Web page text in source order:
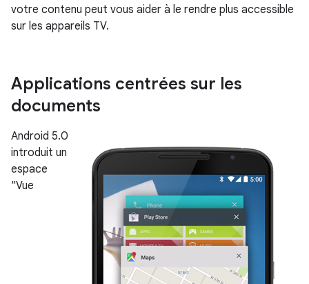
votre contenu peut vous aider à le rendre plus accessible
sur les appareils TV.
Applications centrées sur les
documents
Android 5.0
introduit un
espace
"Vue